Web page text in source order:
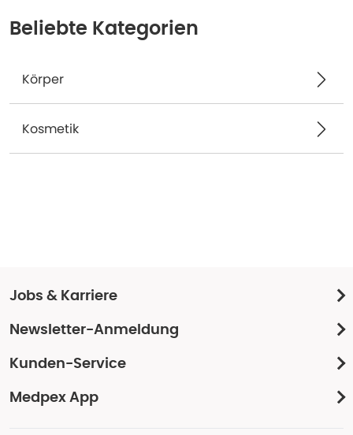
Beliebte Kategorien
Körper
Kosmetik
Jobs & Karriere
Newsletter-Anmeldung
Kunden-Service
Medpex App